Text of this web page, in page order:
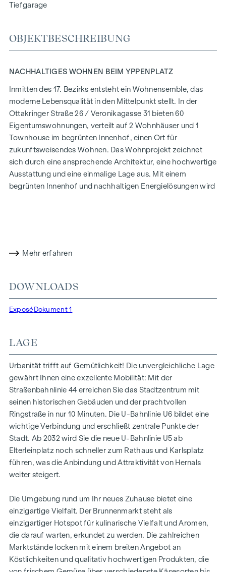
Tiefgarage
OBJEKTBESCHREIBUNG
NACHHALTIGES WOHNEN BEIM YPPENPLATZ
Inmitten des 17. Bezirks entsteht ein Wohnensemble, das
moderne Lebensqualität in den Mittelpunkt stellt. In der
Ottakringer Straße 26 / Veronikagasse 31 bieten 60
Eigentumswohnungen, verteilt auf 2 Wohnhäuser und 1
Townhouse im begrünten Innenhof, einen Ort für
zukunftsweisendes Wohnen. Das Wohnprojekt zeichnet
sich durch eine ansprechende Architektur, eine hochwertige
Ausstattung und eine einmalige Lage aus. Mit einem
begrünten Innenhof und nachhaltigen Energielösungen wird
Mehr Infos unter:www.ottakringerstrasse26.at
32 Eigentumswohnungen im Bauteil Ottakringer Straße 26
Wohnflächen von ca. 33–121 m² | 2 bis 5 Zimmer
Gärten, Balkone, Loggien, Dachterrassen
Kleinkinderspielplatz und Fahrradabstellraum
Fassadenbegrünung | Innenhof-Ruheoase
30 Tiefgaragenstellplätze
UNVERGLEICHLICHES WOHNGEFÜHL
Die sorgfältig geplanten Eigentumswohnungen und
Townhouses bieten mit ihren vielfältigen Grundrissen und
Wohnungsgrößen für jede Lebensphase die ideale
Wohnlösung. Ein behagliches Wohnambiente erzeugen die
edlen Eichenparkettböden sowie die hochwertige
sich bequem über die Fußbodenheizung, die durch
Fernwärme betrieben wird, sowie über die elektrisch
bedienbaren Raffstores oder Rollläden regulieren. In den
Dachgeschosswohnungen sorgen zusätzlich installierte
Klimaanlagen dafür, dass es auch im Sommer angenehm
kühl bleibt. Jede Wohneinheit verfügt über eine eigene
Mehr erfahren
DOWNLOADS
Exposé Dokument 1
LAGE
Urbanität trifft auf Gemütlichkeit! Die unvergleichliche Lage
gewährt Ihnen eine exzellente Mobilität: Mit der
Straßenbahnlinie 44 erreichen Sie das Stadtzentrum mit
seinen historischen Gebäuden und der prachtvollen
Ringstraße in nur 10 Minuten. Die U-Bahnlinie U6 bildet eine
wichtige Verbindung und erschließt zentrale Punkte der
Stadt. Ab 2032 wird Sie die neue U-Bahnlinie U5 ab
Elterleinplatz noch schneller zum Rathaus und Karlsplatz
führen, was die Anbindung und Attraktivität von Hernals
weiter steigert.
Die Umgebung rund um Ihr neues Zuhause bietet eine
einzigartige Vielfalt. Der Brunnenmarkt steht als
einzigartiger Hotspot für kulinarische Vielfalt und Aromen,
die darauf warten, erkundet zu werden. Die zahlreichen
Marktstände locken mit einem breiten Angebot an
Köstlichkeiten und qualitativ hochwertigen Produkten, die